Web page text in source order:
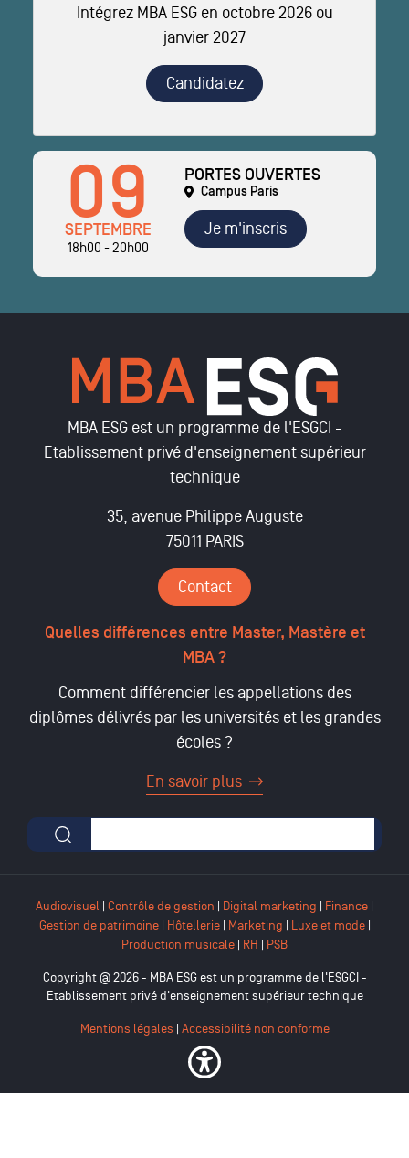
Intégrez MBA ESG en octobre 2026 ou
janvier 2027
Candidatez
09
SEPTEMBRE
18h00 - 20h00
PORTES OUVERTES
Campus Paris
Je m'inscris
MBA ESG est un programme de l'ESGCI -
Etablissement privé d'enseignement supérieur
technique
35, avenue Philippe Auguste
75011 PARIS
Contact
Quelles différences entre Master, Mastère et
MBA ?
Comment différencier les appellations des
diplômes délivrés par les universités et les grandes
écoles ?
En savoir plus
Formulaire de recherche
Audiovisuel | Contrôle de gestion | Digital marketing | Finance |
Gestion de patrimoine| Hôtellerie| Marketing | Luxe et mode|
Production musicale | RH | PSB
Copyright @ 2026 - MBA ESG est un programme de l'ESGCI -
Etablissement privé d'enseignement supérieur technique
Mentions légales Accessibilité non conforme